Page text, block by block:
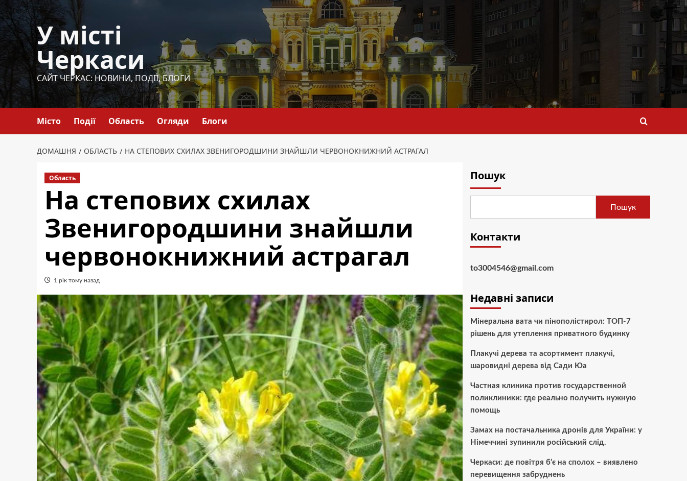
Перейти
до
вмісту
У місті
Черкаси
САЙТ ЧЕРКАС: НОВИНИ, ПОДІЇ, БЛОГИ
Місто Події Область Огляди Блоги
ДОМАШНЯ ОБЛАСТЬ НА СТЕПОВИХ СХИЛАХ ЗВЕНИГОРОДШИНИ ЗНАЙШЛИ ЧЕРВОНОКНИЖНИЙ АСТРАГАЛ
Область
На степових схилах
Звенигородшини знайшли
червонокнижний астрагал
1 рік тому назад
Пошук
Пошук
Контакти
to3004546@gmail.com
Недавні записи
Мінеральна вата чи пінополістирол: ТОП-7
рішень для утеплення приватного будинку
Плакучі дерева та асортимент плакучі,
шаровидні дерева від Сади Юа
Частная клиника против государственной
поликлиники: где реально получить нужную
помощь
Замах на постачальника дронів для України: у
Німеччині зупинили російський слід.
Черкаси: де повітря б’є на сполох – виявлено
перевищення забруднень